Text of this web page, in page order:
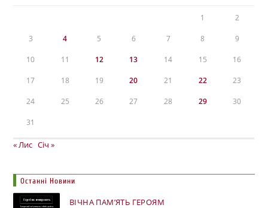
1 2
3 4 5 6 7 8 9
10 11 12 13 14 15 16
17 18 19 20 21 22 23
24 25 26 27 28 29 30
31
« Лис Січ »
Останні Новини
ВІЧНА ПАМ’ЯТЬ ГЕРОЯМ